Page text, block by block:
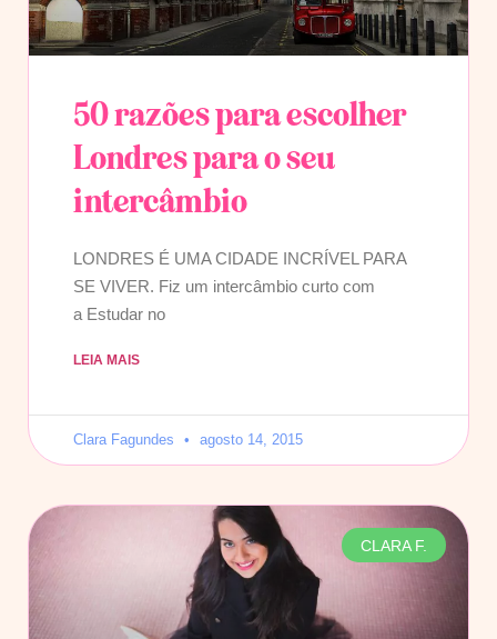
50 razões para escolher
Londres para o seu
intercâmbio
LONDRES É UMA CIDADE INCRÍVEL PARA
SE VIVER. Fiz um intercâmbio curto com
a Estudar no
LEIA MAIS
Clara Fagundes agosto 14, 2015
CLARA F.